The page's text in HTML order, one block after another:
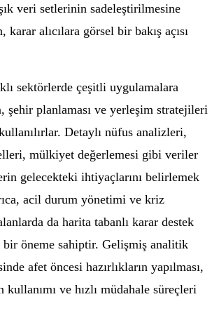
veri setlerinin sadeleştirilmesine
karar alıcılara görsel bir bakış açısı
sektörlerde çeşitli uygulamalara
şehir planlaması ve yerleşim stratejileri
Detaylı nüfus analizleri,
mülkiyet değerlemesi gibi veriler
gelecekteki ihtiyaçlarını belirlemek
acil durum yönetimi ve kriz
da harita tabanlı karar destek
öneme sahiptir. Gelişmiş analitik
afet öncesi hazırlıkların yapılması,
kullanımı ve hızlı müdahale süreçleri